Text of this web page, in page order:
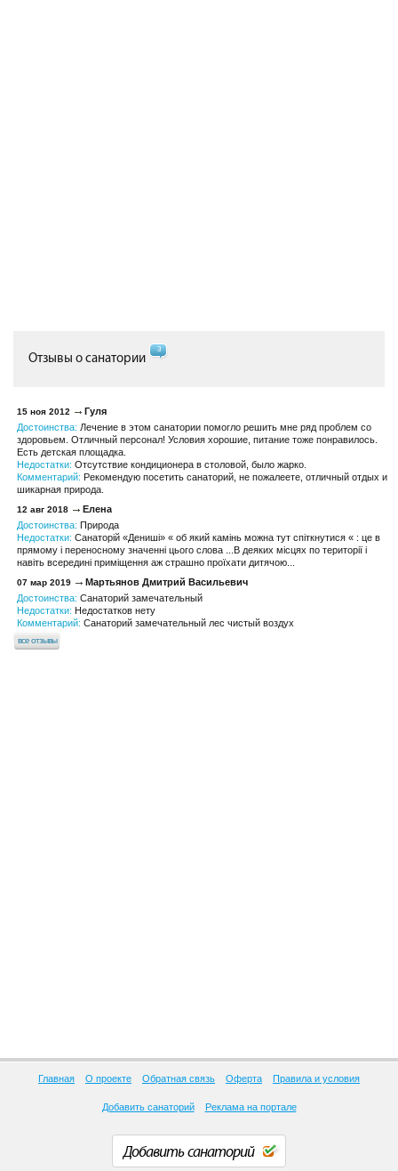
Отзывы о санатории
3
15 ноя 2012
Гуля
Достоинства: Лечение в этом санатории помогло решить мне ряд проблем со
здоровьем. Отличный персонал! Условия хорошие, питание тоже понравилось.
Есть детская площадка.
Недостатки: Отсутствие кондиционера в столовой, было жарко.
Комментарий: Рекомендую посетить санаторий, не пожалеете, отличный отдых и
шикарная природа.
12 авг 2018
Eлена
Достоинства: Природа
Недостатки: Санаторій «Дениші» « об який камінь можна тут спіткнутися « : це в
прямому і переносному значенні цього слова ...В деяких місцях по території і
навіть всередині приміщення аж страшно проїхати дитячою...
07 мар 2019
Мартьянов Дмитрий Васильевич
Достоинства: Санаторий замечательный
Недостатки: Недостатков нету
Комментарий: Санаторий замечательный лес чистый воздух
все отзывы
Главная О проекте Обратная связь Оферта Правила и условия
Добавить санаторий Реклама на портале
Добавить санаторий